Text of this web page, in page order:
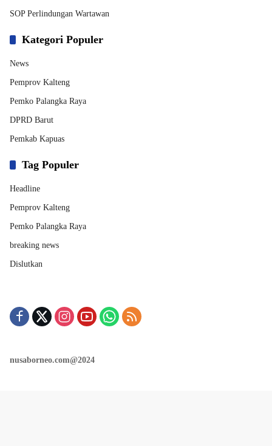
SOP Perlindungan Wartawan
Kategori Populer
News
Pemprov Kalteng
Pemko Palangka Raya
DPRD Barut
Pemkab Kapuas
Tag Populer
Headline
Pemprov Kalteng
Pemko Palangka Raya
breaking news
Dislutkan
nusaborneo.com@2024